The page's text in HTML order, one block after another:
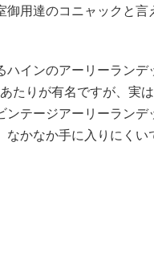
御用達のコニャックと言
ハインのアーリーランデ
たりが有名ですが、実
ンテージアーリーランデ
なかなか手に入りにくい